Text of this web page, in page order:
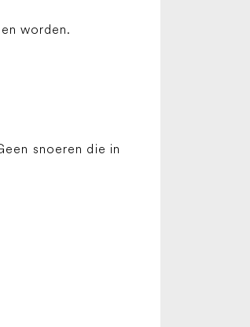
worden.
snoeren die in